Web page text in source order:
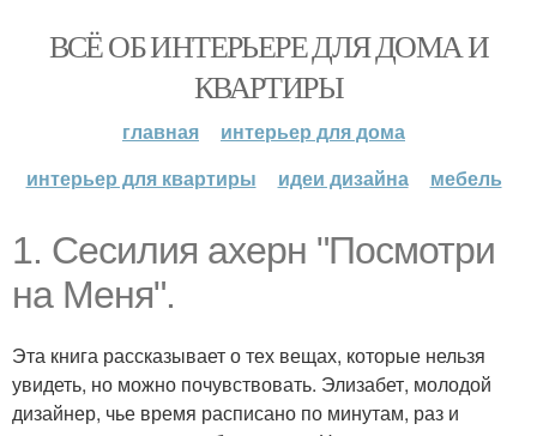
ВСЁ ОБ ИНТЕРЬЕРЕ ДЛЯ ДОМА И
КВАРТИРЫ
главная
интерьер для дома
интерьер для квартиры
идеи дизайна мебель
1. Сесилия ахерн "Посмотри
на Меня".
Эта книга рассказывает о тех вещах, которые нельзя
увидеть, но можно почувствовать. Элизабет, молодой
дизайнер, чье время расписано по минутам, раз и